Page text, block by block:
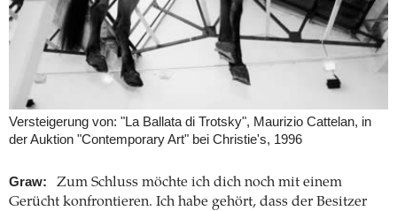
Versteigerung von: "La Ballata di Trotsky", Maurizio Cattelan, in
der Auktion "Contemporary Art" bei Christie's, 1996
Graw:
Zum Schluss möchte ich dich noch mit einem
Gerücht konfrontieren. Ich habe gehört, dass der Besitzer